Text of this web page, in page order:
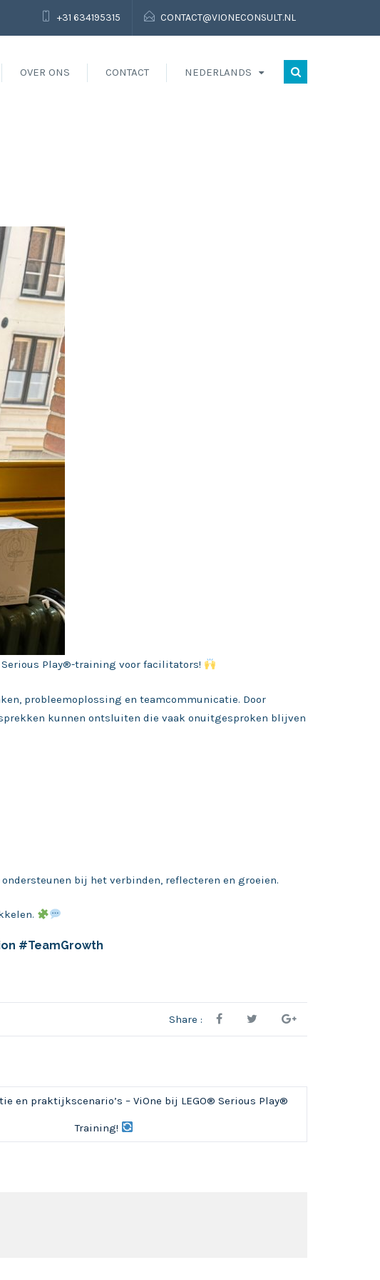
+31 634195315 CONTACT@VIONECONSULT.NL
OVER ONS CONTACT NEDERLANDS
Serious Play®-training voor facilitators!
probleemoplossing en teamcommunicatie. Door
kunnen ontsluiten die vaak onuitgesproken blijven
bij het verbinden, reflecteren en groeien.
#TeamGrowth
Share :
en praktijkscenario’s – ViOne bij LEGO® Serious Play®
Training!